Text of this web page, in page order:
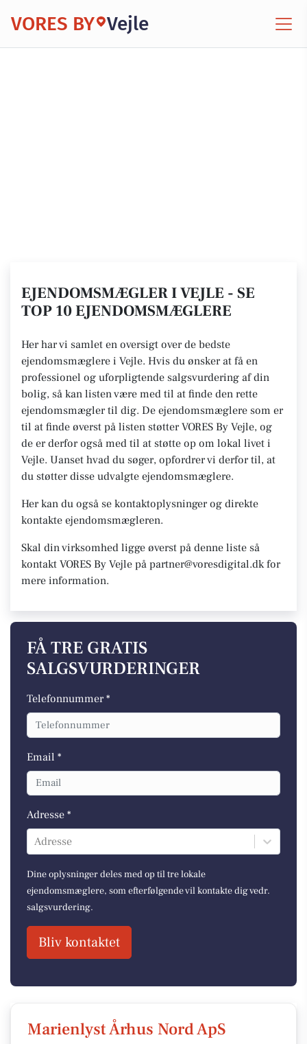
VORES BY Vejle
EJENDOMSMÆGLER I VEJLE - SE
TOP 10 EJENDOMSMÆGLERE
Her har vi samlet en oversigt over de bedste
ejendomsmæglere i Vejle. Hvis du ønsker at få en
professionel og uforpligtende salgsvurdering af din
bolig, så kan listen være med til at finde den rette
ejendomsmægler til dig. De ejendomsmæglere som er
til at finde øverst på listen støtter VORES By Vejle, og
de er derfor også med til at støtte op om lokal livet i
Vejle. Uanset hvad du søger, opfordrer vi derfor til, at
du støtter disse udvalgte ejendomsmæglere.
Her kan du også se kontaktoplysninger og direkte
kontakte ejendomsmægleren.
Skal din virksomhed ligge øverst på denne liste så
kontakt VORES By Vejle på partner@voresdigital.dk for
mere information.
FÅ TRE GRATIS
SALGSVURDERINGER
Telefonnummer *
Email *
Adresse *
Adresse
Dine oplysninger deles med op til tre lokale
ejendomsmæglere, som efterfølgende vil kontakte dig vedr.
salgsvurdering.
Bliv kontaktet
Marienlyst Århus Nord ApS